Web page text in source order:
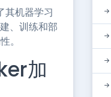
其机器学习
、训练和部
。
加